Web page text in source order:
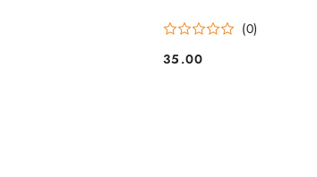
(0)
Cena:
35.00